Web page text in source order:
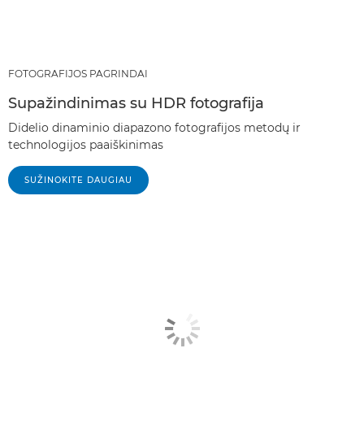
FOTOGRAFIJOS PAGRINDAI
Supažindinimas su HDR fotografija
Didelio dinaminio diapazono fotografijos metodų ir
technologijos paaiškinimas
SUŽINOKITE DAUGIAU